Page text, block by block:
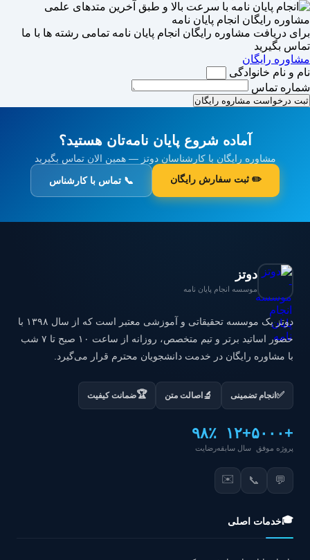
مشاوره رایگان انجام پایان نامه
برای دریافت مشاوره رایگان انجام پایان نامه تمامی رشته ها با ما
تماس بگیرید
مشاوره رایگان
نام و نام خانوادگی
شماره تماس
ثبت درخواست مشاروه رایگان
آماده شروع پایان نامه‌تان هستید؟
مشاوره رایگان با کارشناسان دوتز — همین الان تماس بگیرید
✏️ ثبت سفارش رایگان 📞 تماس با کارشناس
دوتز
موسسه انجام پایان نامه
دوتز یک موسسه تحقیقاتی و آموزشی معتبر است که از سال ۱۳۹۸ با
حضور اساتید برتر و تیم متخصص، روزانه از ساعت ۱۰ صبح تا ۷ شب
با مشاوره رایگان در خدمت دانشجویان محترم قرار می‌گیرد.
✅انجام تضمینی 🔬اصالت متن 🏆ضمانت کیفیت
+۵۰۰۰
پروژه موفق
+۱۲
سال سابقه
۹۸٪
رضایت
💬
📞
✉️
🎓خدمات اصلی